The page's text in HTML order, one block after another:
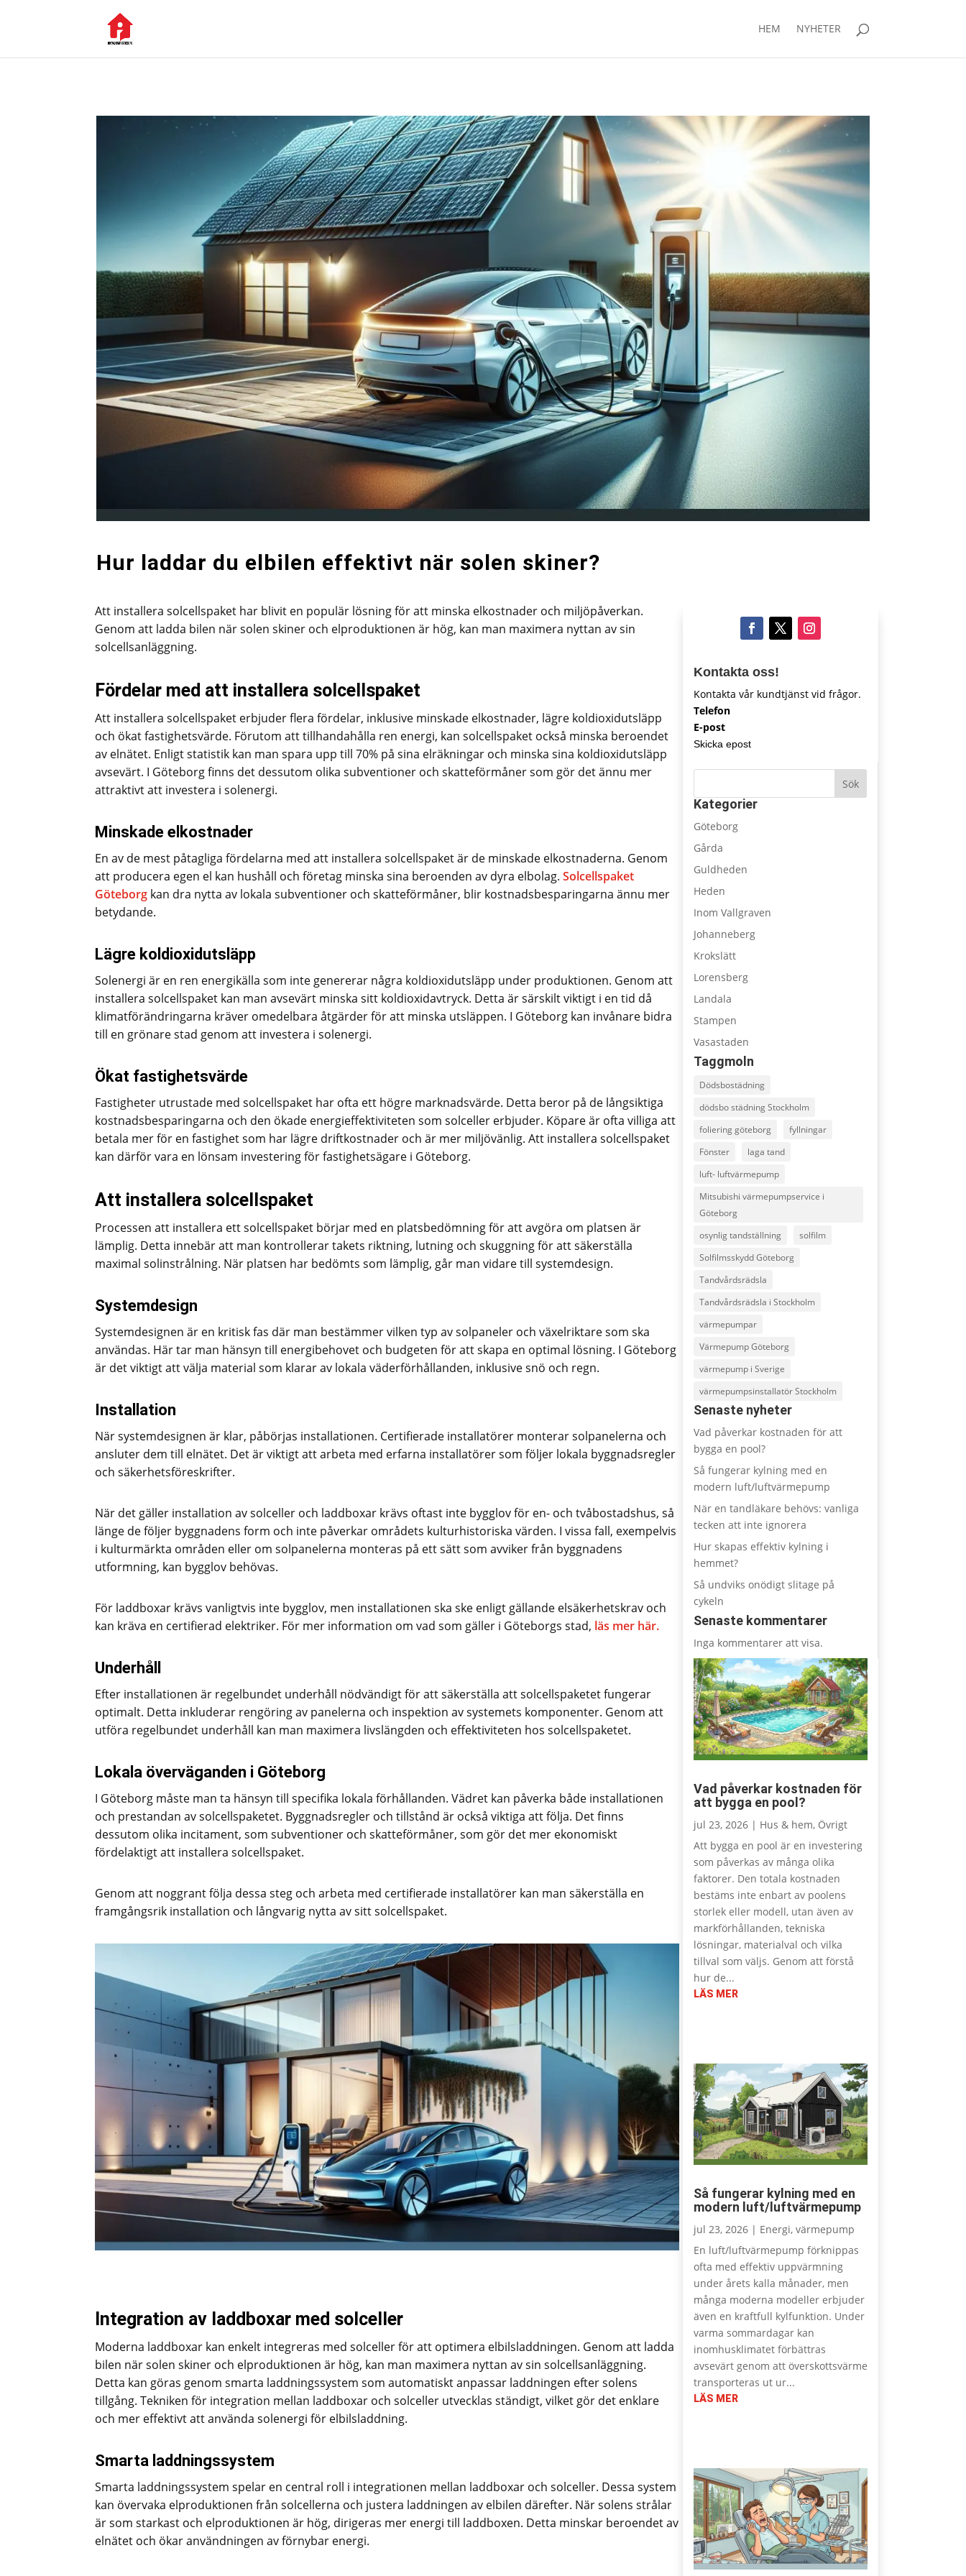
HEM NYHETER
Hur laddar du elbilen effektivt när solen skiner?
Att installera solcellspaket har blivit en populär lösning för att minska elkostnader och miljöpåverkan.
Genom att ladda bilen när solen skiner och elproduktionen är hög, kan man maximera nyttan av sin
solcellsanläggning.
Fördelar med att installera solcellspaket
Att installera solcellspaket erbjuder flera fördelar, inklusive minskade elkostnader, lägre koldioxidutsläpp
och ökat fastighetsvärde. Förutom att tillhandahålla ren energi, kan solcellspaket också minska beroendet
av elnätet. Enligt statistik kan man spara upp till 70% på sina elräkningar och minska sina koldioxidutsläpp
avsevärt. I Göteborg finns det dessutom olika subventioner och skatteförmåner som gör det ännu mer
attraktivt att investera i solenergi.
Minskade elkostnader
En av de mest påtagliga fördelarna med att installera solcellspaket är de minskade elkostnaderna. Genom
att producera egen el kan hushåll och företag minska sina beroenden av dyra elbolag. Solcellspaket
Göteborg kan dra nytta av lokala subventioner och skatteförmåner, blir kostnadsbesparingarna ännu mer
betydande.
Lägre koldioxidutsläpp
Solenergi är en ren energikälla som inte genererar några koldioxidutsläpp under produktionen. Genom att
installera solcellspaket kan man avsevärt minska sitt koldioxidavtryck. Detta är särskilt viktigt i en tid då
klimatförändringarna kräver omedelbara åtgärder för att minska utsläppen. I Göteborg kan invånare bidra
till en grönare stad genom att investera i solenergi.
Ökat fastighetsvärde
Fastigheter utrustade med solcellspaket har ofta ett högre marknadsvärde. Detta beror på de långsiktiga
kostnadsbesparingarna och den ökade energieffektiviteten som solceller erbjuder. Köpare är ofta villiga att
betala mer för en fastighet som har lägre driftkostnader och är mer miljövänlig. Att installera solcellspaket
kan därför vara en lönsam investering för fastighetsägare i Göteborg.
Att installera solcellspaket
Processen att installera ett solcellspaket börjar med en platsbedömning för att avgöra om platsen är
lämplig. Detta innebär att man kontrollerar takets riktning, lutning och skuggning för att säkerställa
maximal solinstrålning. När platsen har bedömts som lämplig, går man vidare till systemdesign.
Systemdesign
Systemdesignen är en kritisk fas där man bestämmer vilken typ av solpaneler och växelriktare som ska
användas. Här tar man hänsyn till energibehovet och budgeten för att skapa en optimal lösning. I Göteborg
är det viktigt att välja material som klarar av lokala väderförhållanden, inklusive snö och regn.
Installation
När systemdesignen är klar, påbörjas installationen. Certifierade installatörer monterar solpanelerna och
ansluter dem till elnätet. Det är viktigt att arbeta med erfarna installatörer som följer lokala byggnadsregler
och säkerhetsföreskrifter.
När det gäller installation av solceller och laddboxar krävs oftast inte bygglov för en- och tvåbostadshus, så
länge de följer byggnadens form och inte påverkar områdets kulturhistoriska värden. I vissa fall, exempelvis
i kulturmärkta områden eller om solpanelerna monteras på ett sätt som avviker från byggnadens
utformning, kan bygglov behövas.
För laddboxar krävs vanligtvis inte bygglov, men installationen ska ske enligt gällande elsäkerhetskrav och
kan kräva en certifierad elektriker. För mer information om vad som gäller i Göteborgs stad, läs mer här.
Underhåll
Efter installationen är regelbundet underhåll nödvändigt för att säkerställa att solcellspaketet fungerar
optimalt. Detta inkluderar rengöring av panelerna och inspektion av systemets komponenter. Genom att
utföra regelbundet underhåll kan man maximera livslängden och effektiviteten hos solcellspaketet.
Lokala överväganden i Göteborg
I Göteborg måste man ta hänsyn till specifika lokala förhållanden. Vädret kan påverka både installationen
och prestandan av solcellspaketet. Byggnadsregler och tillstånd är också viktiga att följa. Det finns
dessutom olika incitament, som subventioner och skatteförmåner, som gör det mer ekonomiskt
fördelaktigt att installera solcellspaket.
Genom att noggrant följa dessa steg och arbeta med certifierade installatörer kan man säkerställa en
framgångsrik installation och långvarig nytta av sitt solcellspaket.
Integration av laddboxar med solceller
Moderna laddboxar kan enkelt integreras med solceller för att optimera elbilsladdningen. Genom att ladda
bilen när solen skiner och elproduktionen är hög, kan man maximera nyttan av sin solcellsanläggning.
Detta kan göras genom smarta laddningssystem som automatiskt anpassar laddningen efter solens
tillgång. Tekniken för integration mellan laddboxar och solceller utvecklas ständigt, vilket gör det enklare
och mer effektivt att använda solenergi för elbilsladdning.
Smarta laddningssystem
Smarta laddningssystem spelar en central roll i integrationen mellan laddboxar och solceller. Dessa system
kan övervaka elproduktionen från solcellerna och justera laddningen av elbilen därefter. När solens strålar
är som starkast och elproduktionen är hög, dirigeras mer energi till laddboxen. Detta minskar beroendet av
elnätet och ökar användningen av förnybar energi.
Kontakta oss!
Kontakta vår kundtjänst vid frågor.
Telefon
E-post
Skicka epost
Sök
Kategorier
Göteborg
Gårda
Guldheden
Heden
Inom Vallgraven
Johanneberg
Krokslätt
Lorensberg
Landala
Stampen
Vasastaden
Taggmoln
Dödsbostädning
dödsbo städning Stockholm
foliering göteborg
fyllningar
Fönster
laga tand
luft- luftvärmepump
Mitsubishi värmepumpservice i
Göteborg
osynlig tandställning
solfilm
Solfilmsskydd Göteborg
Tandvårdsrädsla
Tandvårdsrädsla i Stockholm
värmepumpar
Värmepump Göteborg
värmepump i Sverige
värmepumpsinstallatör Stockholm
Senaste nyheter
Vad påverkar kostnaden för att
bygga en pool?
Så fungerar kylning med en
modern luft/luftvärmepump
När en tandläkare behövs: vanliga
tecken att inte ignorera
Hur skapas effektiv kylning i
hemmet?
Så undviks onödigt slitage på
cykeln
Senaste kommentarer
Inga kommentarer att visa.
Vad påverkar kostnaden för
att bygga en pool?
jul 23, 2026| Hus & hem, Övrigt
Att bygga en pool är en investering
som påverkas av många olika
faktorer. Den totala kostnaden
bestäms inte enbart av poolens
storlek eller modell, utan även av
markförhållanden, tekniska
lösningar, materialval och vilka
tillval som väljs. Genom att förstå
hur de...
LÄS MER
Så fungerar kylning med en
modern luft/luftvärmepump
jul 23, 2026| Energi, värmepump
En luft/luftvärmepump förknippas
ofta med effektiv uppvärmning
under årets kalla månader, men
många moderna modeller erbjuder
även en kraftfull kylfunktion. Under
varma sommardagar kan
inomhusklimatet förbättras
avsevärt genom att överskottsvärme
transporteras ut ur...
LÄS MER